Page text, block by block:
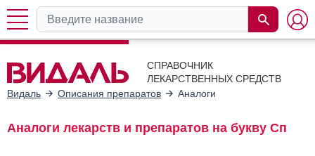
СПРАВОЧНИК
ЛЕКАРСТВЕННЫХ СРЕДСТВ
Видаль
Описания препаратов Аналоги
Аналоги лекарств и препаратов на букву Сп